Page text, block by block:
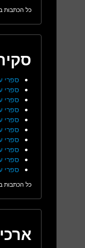
כל הכתבות
ספרי
ספרי
ספרי
ספרי
ספרי
ספרי
ספרי
ספרי
ספרי
ספרי
כל הכתבות